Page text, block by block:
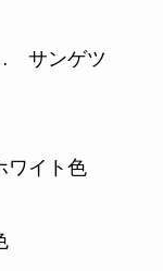
ンゲツ
イト色